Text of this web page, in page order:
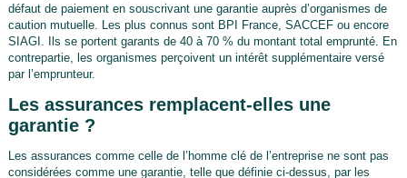
défaut de paiement en souscrivant une garantie auprès d’organismes de
caution mutuelle. Les plus connus sont BPI France, SACCEF ou encore
SIAGI. Ils se portent garants de 40 à 70 % du montant total emprunté. En
contrepartie, les organismes perçoivent un intérêt supplémentaire versé
par l’emprunteur.
Les assurances remplacent-elles une
garantie ?
Les assurances comme celle de l’homme clé de l’entreprise ne sont pas
considérées comme une garantie, telle que définie ci-dessus, par les